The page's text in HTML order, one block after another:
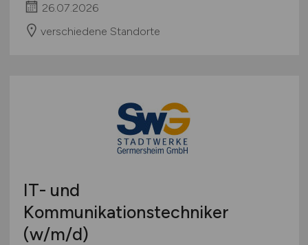
26.07.2026
verschiedene Standorte
IT- und
Kommunikationstechniker
(w/m/d)